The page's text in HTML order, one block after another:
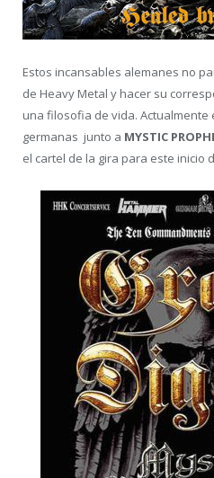
Estos incansables alemanes no
de Heavy Metal y hacer su
una filosofia de vida. Actualmente
germanas junto a MYSTIC
el cartel de la gira para este inicio